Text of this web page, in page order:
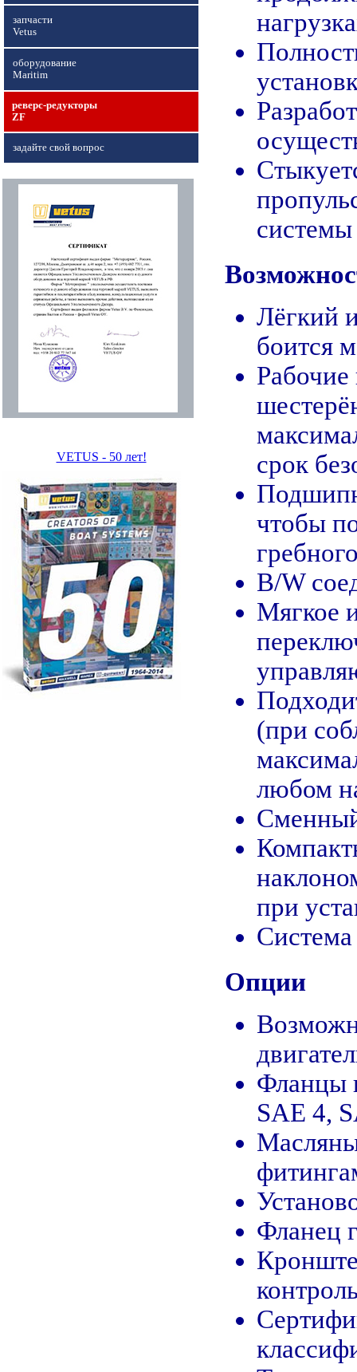
запчасти
Vetus
оборудование
Maritim
реверс-редукторы
ZF
задайте свой вопрос
VETUS - 50 лет!
Лёгкий
боится
Рабочие
срок
чтобы
B/W
Мягкое
(при
любом
при
Опции
Фланцы
SAE 4,
Фланец